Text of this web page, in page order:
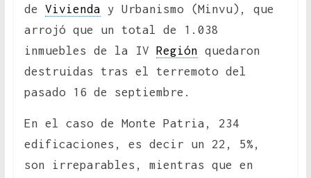
de Vivienda y Urbanismo (Minvu), que
arrojó que un total de 1.038
inmuebles de la IV Región quedaron
destruidas tras el terremoto del
pasado 16 de septiembre.
En el caso de Monte Patria, 234
edificaciones, es decir un 22, 5%,
son irreparables, mientras que en